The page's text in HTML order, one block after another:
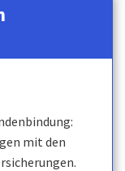
mit den